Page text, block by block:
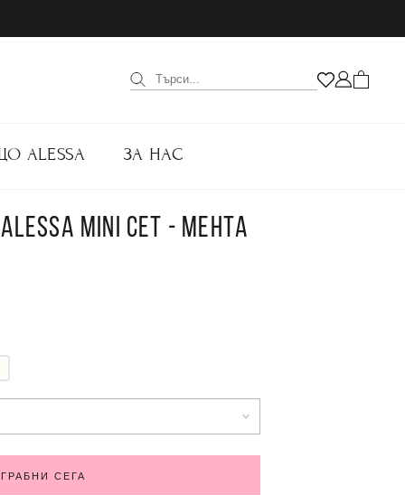
ALESSA ЗА НАС
ALESSA MINI СЕТ - МЕНТА
ГРАБНИ СЕГА